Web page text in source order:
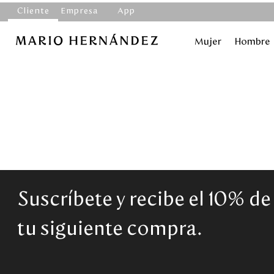
Cliente Empresa App
Mujer Hombre
Suscríbete y recibe el 10%
tu siguiente compra.